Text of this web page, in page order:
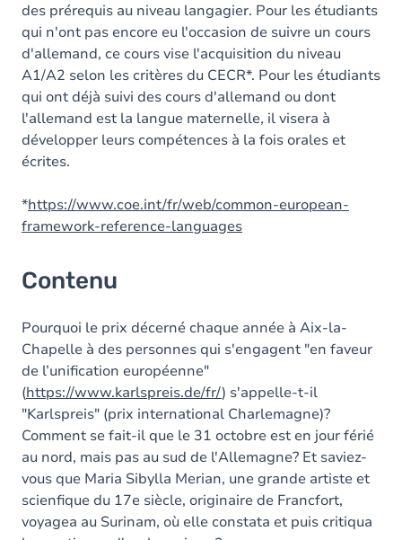
des prérequis au niveau langagier. Pour les étudiants
qui n'ont pas encore eu l'occasion de suivre un cours
d'allemand, ce cours vise l'acquisition du niveau
A1/A2 selon les critères du CECR*. Pour les étudiants
qui ont déjà suivi des cours d'allemand ou dont
l'allemand est la langue maternelle, il visera à
développer leurs compétences à la fois orales et
écrites.
*https://www.coe.int/fr/web/common-european-
framework-reference-languages
Contenu
Pourquoi le prix décerné chaque année à Aix-la-
Chapelle à des personnes qui s'engagent "en faveur
de l’unification européenne"
(https://www.karlspreis.de/fr/) s'appelle-t-il
"Karlspreis" (prix international Charlemagne)?
Comment se fait-il que le 31 octobre est en jour férié
au nord, mais pas au sud de l'Allemagne? Et saviez-
vous que Maria Sibylla Merian, une grande artiste et
scienfique du 17e siècle, originaire de Francfort,
voyagea au Surinam, où elle constata et puis critiqua